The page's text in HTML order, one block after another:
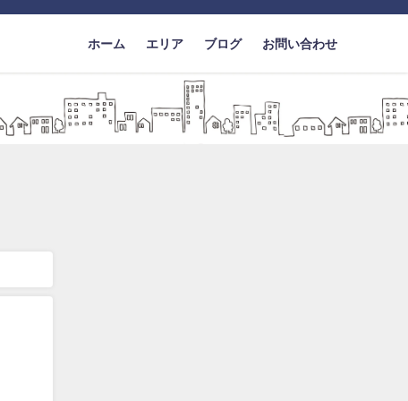
ホーム エリア ブログ お問い合わせ